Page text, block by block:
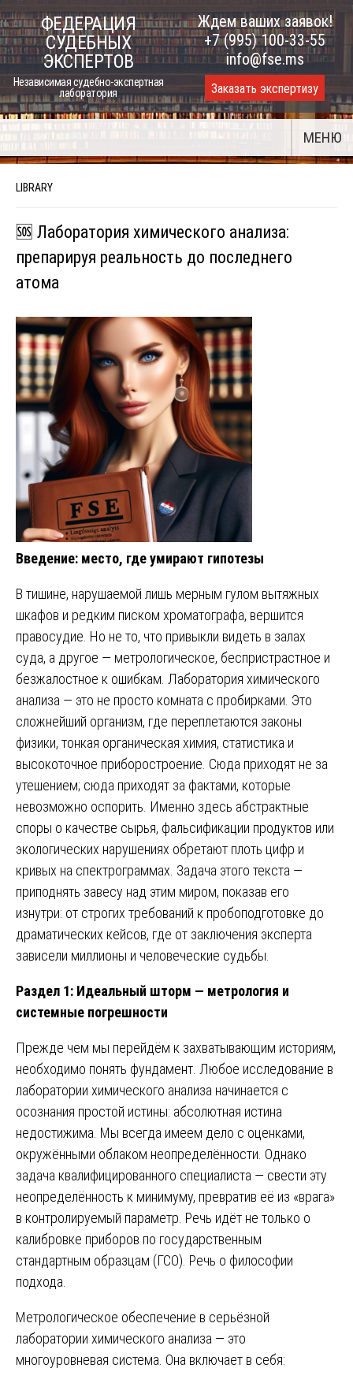
Skip
to
content
ФЕДЕРАЦИЯ
СУДЕБНЫХ
ЭКСПЕРТОВ
Независимая судебно-экспертная
лаборатория
Ждем ваших заявок!
+7 (995) 100-33-55
info@fse.ms
Заказать экспертизу
МЕНЮ
LIBRARY
🆘 Лаборатория химического анализа:
препарируя реальность до последнего
атома
Введение: место, где умирают гипотезы
В тишине, нарушаемой лишь мерным гулом вытяжных
шкафов и редким писком хроматографа, вершится
правосудие. Но не то, что привыкли видеть в залах
суда, а другое — метрологическое, беспристрастное и
безжалостное к ошибкам. Лаборатория химического
анализа — это не просто комната с пробирками. Это
сложнейший организм, где переплетаются законы
физики, тонкая органическая химия, статистика и
высокоточное приборостроение. Сюда приходят не за
утешением; сюда приходят за фактами, которые
невозможно оспорить. Именно здесь абстрактные
споры о качестве сырья, фальсификации продуктов или
экологических нарушениях обретают плоть цифр и
кривых на спектрограммах. Задача этого текста —
приподнять завесу над этим миром, показав его
изнутри: от строгих требований к пробоподготовке до
драматических кейсов, где от заключения эксперта
зависели миллионы и человеческие судьбы.
Раздел 1: Идеальный шторм — метрология и
системные погрешности
Прежде чем мы перейдём к захватывающим историям,
необходимо понять фундамент. Любое исследование в
лаборатории химического анализа начинается с
осознания простой истины: абсолютная истина
недостижима. Мы всегда имеем дело с оценками,
окружёнными облаком неопределённости. Однако
задача квалифицированного специалиста — свести эту
неопределённость к минимуму, превратив её из «врага»
в контролируемый параметр. Речь идёт не только о
калибровке приборов по государственным
стандартным образцам (ГСО). Речь о философии
подхода.
Метрологическое обеспечение в серьёзной
лаборатории химического анализа — это
многоуровневая система. Она включает в себя: